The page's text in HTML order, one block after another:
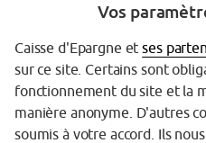
Garantie des Dépôts
Vos
Caisse d'Epargne etses
sur ce site. Certains sont
fonctionnement du site et la
manière anonyme. D'autres
soumis à votre accord. Ils